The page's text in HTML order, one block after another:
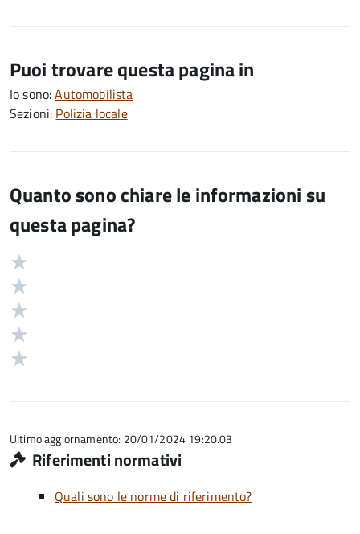
Puoi trovare questa pagina in
Io sono:Automobilista
Sezioni: Polizia locale
Quanto sono chiare le informazioni su
questa pagina?
Valutazione
5
Ultimo aggiornamento: 20/01/2024 19:20.03
Riferimenti normativi
Quali sono le norme di riferimento?